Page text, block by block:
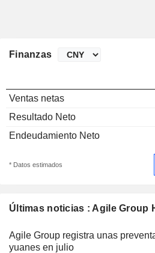
Últimas noticias : Agile Group
Agile Group registra unas
yuanes en julio
Finanzas
Ventas netas
Resultado Neto
Endeudamiento Neto
* Datos estimados